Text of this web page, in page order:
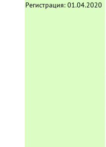
Регистрация: 01.04.2020